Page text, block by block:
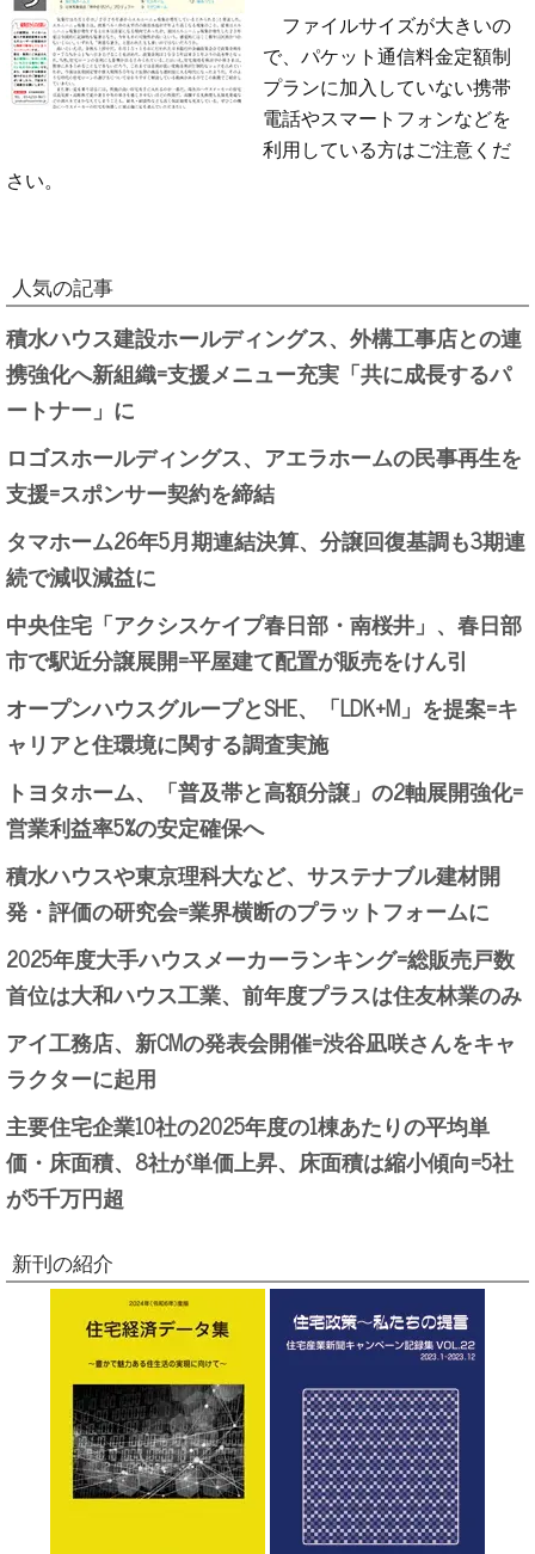
ファイルサイズが大きいの
で、パケット通信料金定額制
プランに加入していない携帯
電話やスマートフォンなどを
利用している方はご注意くだ
さい。
人気の記事
積水ハウス建設ホールディングス、外構工事店との連
携強化へ新組織=支援メニュー充実「共に成長するパ
ートナー」に
ロゴスホールディングス、アエラホームの民事再生を
支援=スポンサー契約を締結
タマホーム26年5月期連結決算、分譲回復基調も3期連
続で減収減益に
中央住宅「アクシスケイプ春日部・南桜井」、春日部
市で駅近分譲展開=平屋建て配置が販売をけん引
オープンハウスグループとSHE、「LDK+M」を提案=キ
ャリアと住環境に関する調査実施
トヨタホーム、「普及帯と高額分譲」の2軸展開強化=
営業利益率5%の安定確保へ
積水ハウスや東京理科大など、サステナブル建材開
発・評価の研究会=業界横断のプラットフォームに
2025年度大手ハウスメーカーランキング=総販売戸数
首位は大和ハウス工業、前年度プラスは住友林業のみ
アイ工務店、新CMの発表会開催=渋谷凪咲さんをキャ
ラクターに起用
主要住宅企業10社の2025年度の1棟あたりの平均単
価・床面積、8社が単価上昇、床面積は縮小傾向=5社
が5千万円超
新刊の紹介